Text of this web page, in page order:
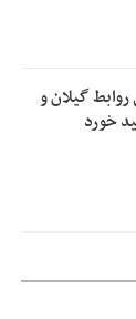
گیلان و
خورد